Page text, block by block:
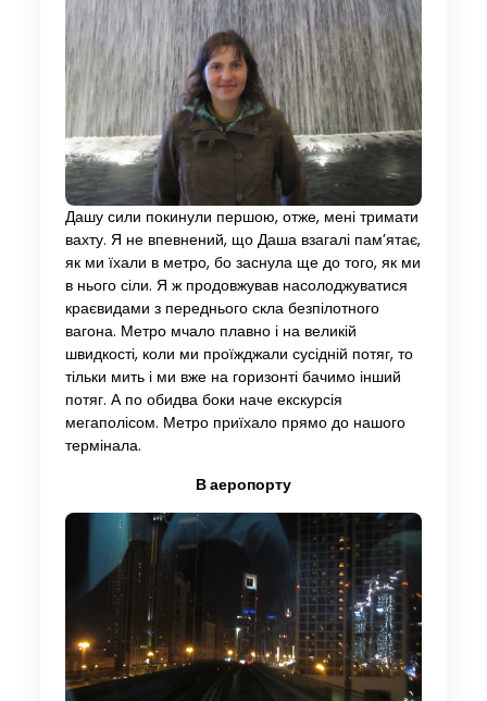
Дашу сили покинули першою, отже, мені тримати
вахту. Я не впевнений, що Даша взагалі пам’ятає,
як ми їхали в метро, ​​бо заснула ще до того, як ми
в нього сіли. Я ж продовжував насолоджуватися
краєвидами з переднього скла безпілотного
вагона. Метро мчало плавно і на великій
швидкості, коли ми проїжджали сусідній потяг, то
тільки мить і ми вже на горизонті бачимо інший
потяг. А по обидва боки наче екскурсія
мегаполісом. Метро приїхало прямо до нашого
термінала.
В аеропорту